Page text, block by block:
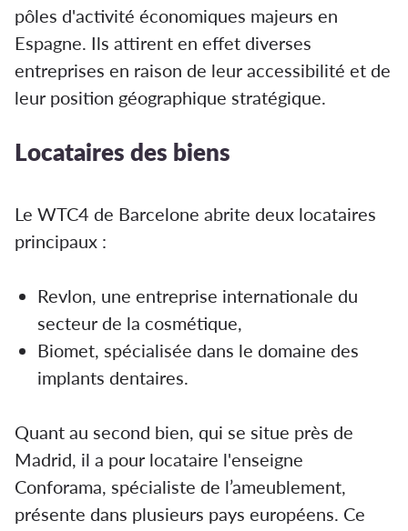
pôles d'activité économiques majeurs en
Espagne. Ils attirent en effet diverses
entreprises en raison de leur accessibilité et de
leur position géographique stratégique.
Locataires des biens
Le WTC4 de Barcelone abrite deux locataires
principaux :
Revlon, une entreprise internationale du
secteur de la cosmétique,
Biomet, spécialisée dans le domaine des
implants dentaires.
Quant au second bien, qui se situe près de
Madrid, il a pour locataire l'enseigne
Conforama, spécialiste de l’ameublement,
présente dans plusieurs pays européens. Ce